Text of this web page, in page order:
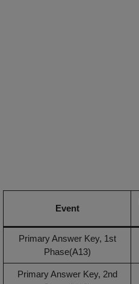
Event
Primary Answer Key, 1st
Phase(A13)
Primary Answer Key, 2nd